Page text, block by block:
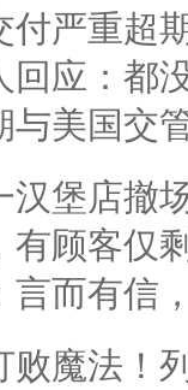
付严重超
回应：都
与美国交
汉堡店撤
有顾客仅
言而有信
败魔法！